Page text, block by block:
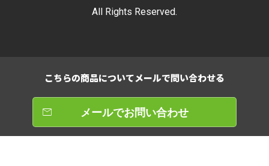
All Rights Reserved.
こちらの商品についてメールで問い合わせる
メールでお問い合わせ